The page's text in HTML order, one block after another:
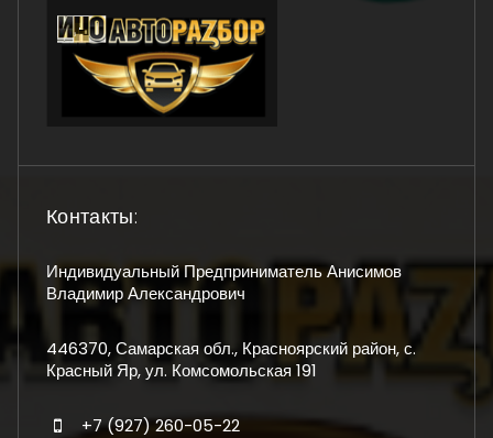
Контакты:
Индивидуальный Предприниматель Анисимов
Владимир Александрович
446370, Самарская обл., Красноярский район, с.
Красный Яр, ул. Комсомольская 191
+7 (927) 260-05-22